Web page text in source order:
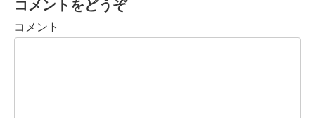
コメントをどうぞ
コメント